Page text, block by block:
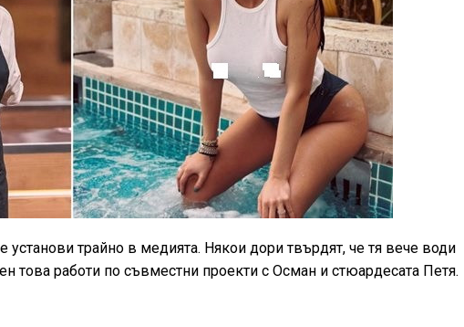
трайно в медията. Някои дори твърдят, че тя вече води
това работи по съвместни проекти с Осман и стюардесата Петя.